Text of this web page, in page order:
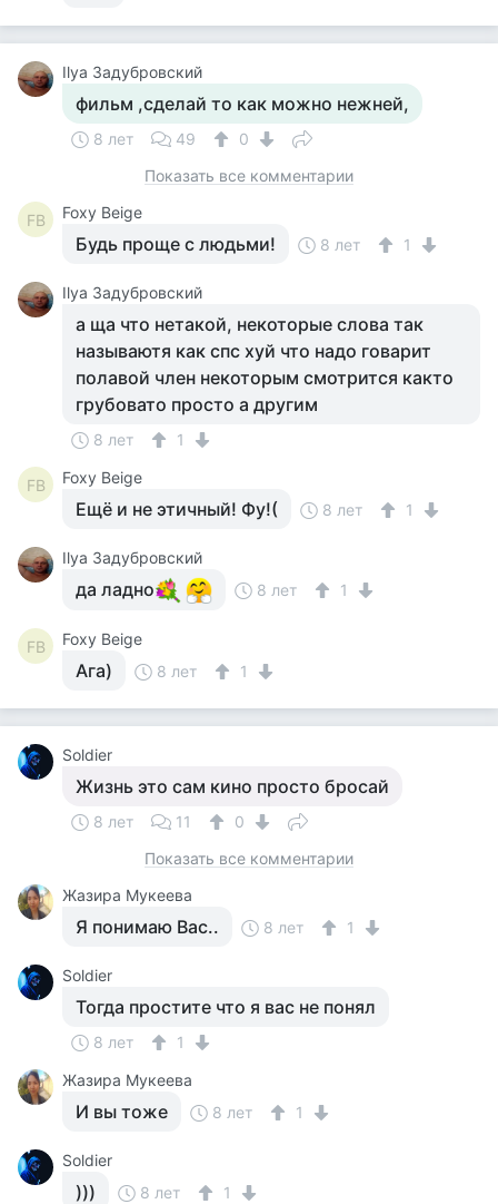
Ilya Задубровский
фильм ,сделай то как можно нежней,
8 лет 49
0
Показать все комментарии
FB Foxy Beige
Будь проще с людьми! 8 лет 1
Ilya Задубровский
а ща что нетакой, некоторые слова так
называютя как спс хуй что надо говарит
полавой член некоторым смотрится както
грубовато просто а другим
8 лет 1
FB Foxy Beige
Ещё и не этичный! Фу!( 8 лет 1
Ilya Задубровский
да ладно 8 лет 1
FB Foxy Beige
Ага) 8 лет 1
Soldier
Жизнь это сам кино просто бросай
8 лет 11
0
Показать все комментарии
Жазира Мукеева
Я понимаю Вас.. 8 лет 1
Soldier
Тогда простите что я вас не понял
8 лет
1
Жазира Мукеева
И вы тоже 8 лет 1
Soldier
))) 8 лет 1